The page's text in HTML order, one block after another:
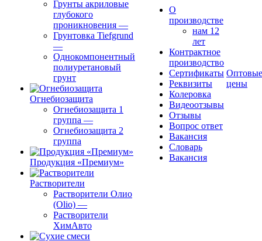
Грунты акриловые
глубокого
проникновения —
Грунтовка Tiefgrund
—
Однокомпонентный
полиуретановый
грунт
Огнебиозащита
Огнебиозащита 1
группа —
Огнебиозащита 2
группа
Продукция «Премиум»
Растворители
Растворители Олио
(Olio) —
Растворители
ХимАвто
О
производстве
нам 12
лет
Контрактное
производство
Сертификаты
Реквизиты
Колеровка
Видеоотзывы
Отзывы
Вопрос ответ
Вакансия
Словарь
Вакансия
Оптовые
цены